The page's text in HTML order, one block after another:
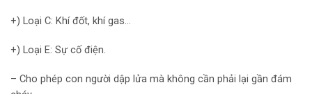
+) Loại C: Khí đốt, khí gas…
+) Loại E: Sự cố điện.
– Cho phép con người dập lửa mà không cần phải lại gần đám